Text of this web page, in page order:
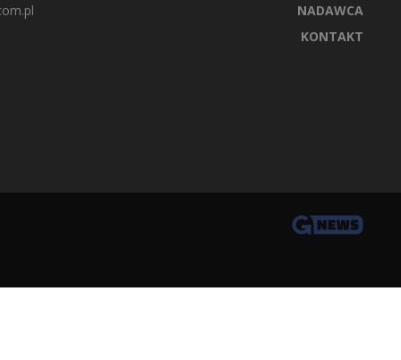
NADAWCA
KONTAKT